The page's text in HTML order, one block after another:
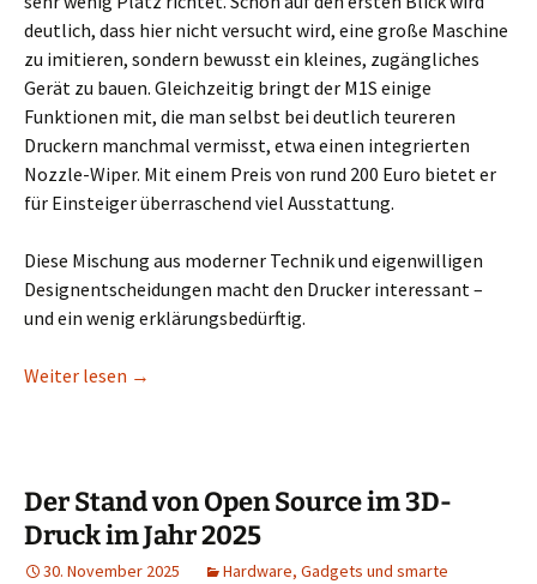
deutlich, dass hier nicht versucht wird, eine große Maschine
zu imitieren, sondern bewusst ein kleines, zugängliches
Gerät zu bauen. Gleichzeitig bringt der M1S einige
Funktionen mit, die man selbst bei deutlich teureren
Druckern manchmal vermisst, etwa einen integrierten
Nozzle-Wiper. Mit einem Preis von rund 200 Euro bietet er
für Einsteiger überraschend viel Ausstattung.
Diese Mischung aus moderner Technik und eigenwilligen
Designentscheidungen macht den Drucker interessant –
und ein wenig erklärungsbedürftig.
Weiter lesen Geeetech M1S: Kein Spielzeug, sondern 3D-Druck
→
Der Stand von Open Source im 3D-
Druck im Jahr 2025
30. November 2025
Hardware, Gadgets und smarte